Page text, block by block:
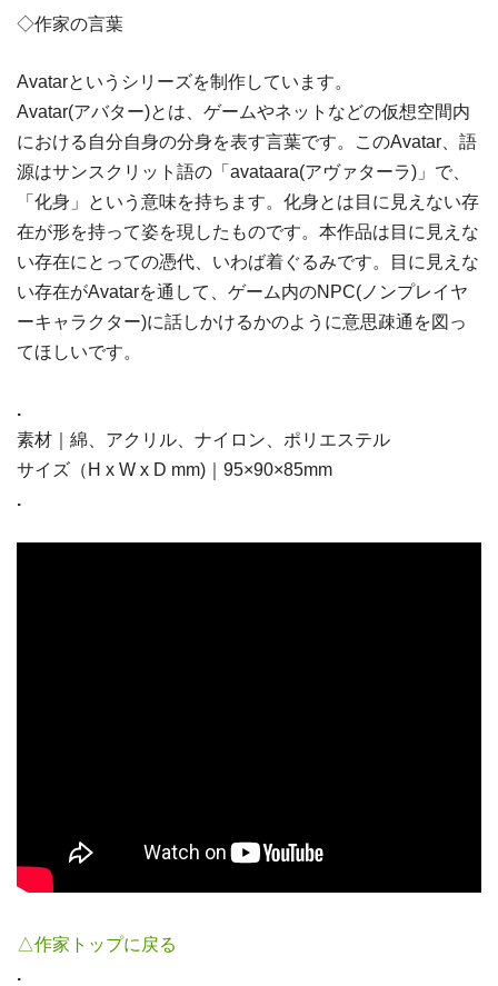
◇作家の言葉
Avatarというシリーズを制作しています。
Avatar(アバター)とは、ゲームやネットなどの仮想空間内
における自分自身の分身を表す言葉です。このAvatar、語
源はサンスクリット語の「avataara(アヴァターラ)」で、
「化身」という意味を持ちます。化身とは目に見えない存
在が形を持って姿を現したものです。本作品は目に見えな
い存在にとっての憑代、いわば着ぐるみです。目に見えな
い存在がAvatarを通して、ゲーム内のNPC(ノンプレイヤ
ーキャラクター)に話しかけるかのように意思疎通を図っ
てほしいです。
.
素材｜綿、アクリル、ナイロン、ポリエステル
サイズ（H x W x D mm)｜95×90×85mm
.
△作家トップに戻る
.